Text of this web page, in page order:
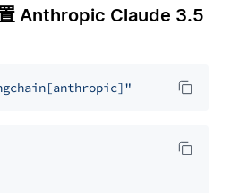
Anthropic Claude 3.5